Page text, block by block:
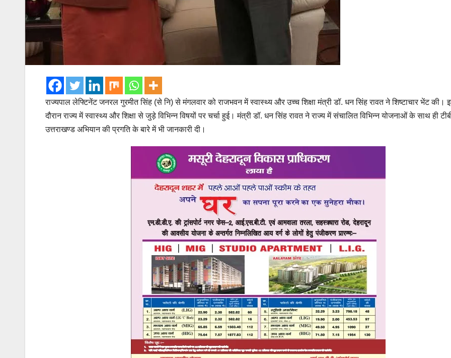
राज्यपाल लेफ्टिनेंट जनरल गुरमीत सिंह (से नि) से मंगलवार को राजभवन में स्वास्थ्य और उच्च शिक्षा मंत्री डॉ. धन सिंह रावत ने शिष्टाचार भेंट की।
दौरान राज्य में स्वास्थ्य और शिक्षा से जुड़े विभिन्न विषयों पर चर्चा हुई। मंत्री डॉ. धन सिंह रावत ने राज्य में संचालित विभिन्न योजनाओं के साथ ही
उत्तराखण्ड अभियान की प्रगति के बारे में भी जानकारी दी।